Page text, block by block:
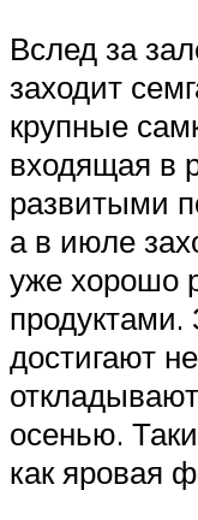
Вслед за
заходит
крупные
входящая в
развитыми
а в июле
уже хорошо
достигают
осенью.
как яровая